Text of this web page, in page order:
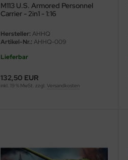
M113 U.S. Armored Personnel
Carrier - 2in1 - 1:16
Hersteller: AHHQ
Artikel-Nr.: AHHQ-009
Lieferbar
132,50 EUR
inkl. 19 % MwSt. zzgl.Versandkosten